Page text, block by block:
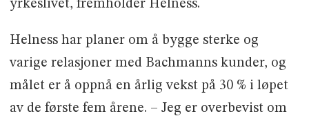
yrkeslivet, fremholder Helness.
Helness har planer om å bygge sterke og
varige relasjoner med Bachmanns kunder, og
målet er å oppnå en årlig vekst på 30 % i løpet
av de første fem årene. – Jeg er overbevist om